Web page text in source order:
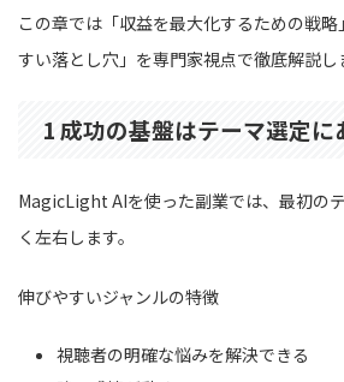
この章では「収益を最大化するための戦
すい落とし穴」を専門家視点で徹底解説し
1 成功の基盤はテーマ選定に
MagicLight AIを使った副業では、最初の
く左右します。
伸びやすいジャンルの特徴
視聴者の明確な悩みを解決できる